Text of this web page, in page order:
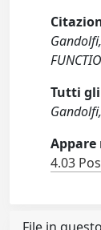
Tutti
4.03